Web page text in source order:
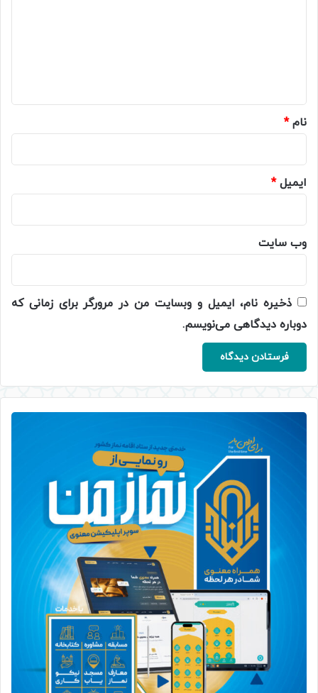
نام*
ایمیل*
وب‌ سایت
ذخیره نام، ایمیل و وبسایت من در مرورگر برای زمانی که
دوباره دیدگاهی می‌نویسم.